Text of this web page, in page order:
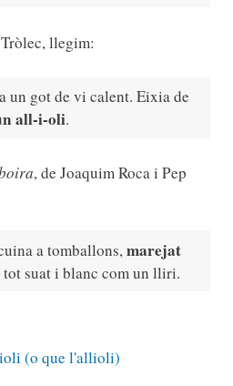
llegim:
un got de vi calent. Eixia de
all-i-oli.
,de Joaquim Roca i Pep
a tomballons,marejat
tot suat i blanc com un lliri.
(o que l'allioli)